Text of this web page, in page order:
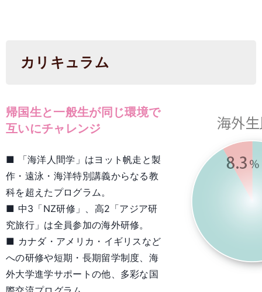
カリキュラム
帰国生と一般生が同じ環境で
互いにチャレンジ
■ 「海洋人間学」はヨット帆走と製
作・遠泳・海洋特別講義からなる教
科を超えたプログラム。
■ 中3「NZ研修」、高2「アジア研
究旅行」は全員参加の海外研修。
■ カナダ・アメリカ・イギリスなど
への研修や短期・長期留学制度、海
外大学進学サポートの他、多彩な国